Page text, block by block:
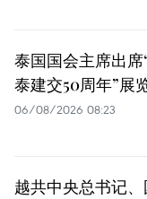
泰国国会主席出
泰建交50周年”展
06/08/2026 08:23
越共中央总书记